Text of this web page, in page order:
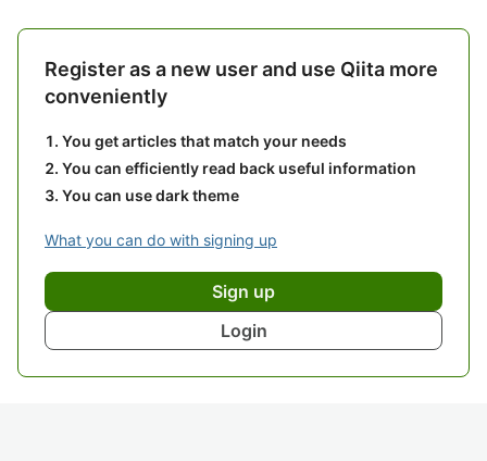
Register as a new user and use Qiita more
conveniently
You get articles that match your needs
You can efficiently read back useful information
You can use dark theme
What you can do with signing up
Sign up
Login